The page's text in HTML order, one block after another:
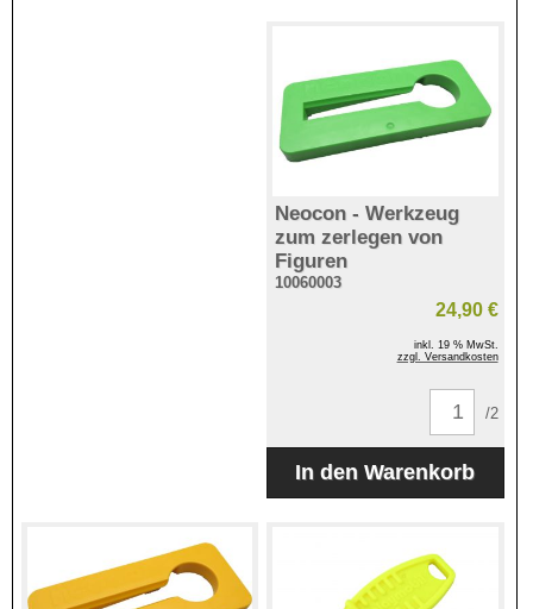
Neocon - Werkzeug
zum zerlegen von
Figuren
10060003
24,90 €
inkl. 19 % MwSt.
zzgl. Versandkosten
/2